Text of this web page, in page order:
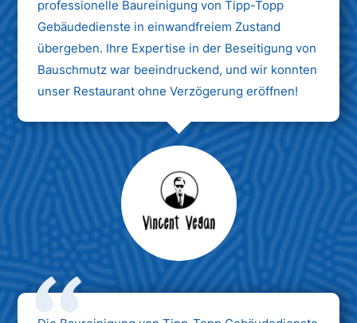
professionelle Baureinigung von Tipp-Topp
Gebäudedienste in einwandfreiem Zustand
übergeben. Ihre Expertise in der Beseitigung von
Bauschmutz war beeindruckend, und wir konnten
unser Restaurant ohne Verzögerung eröffnen!
Max Mustermann
Unternehmen AG